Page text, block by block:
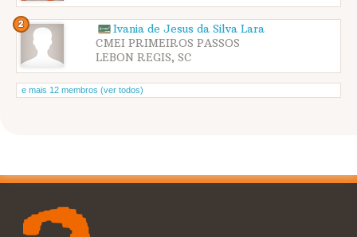
Ivania de Jesus da Silva Lara
CMEI PRIMEIROS PASSOS
LEBON REGIS, SC
e mais 12 membros (ver todos)